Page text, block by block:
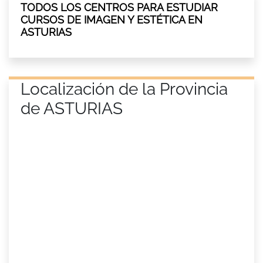
TODOS LOS CENTROS PARA ESTUDIAR
CURSOS DE IMAGEN Y ESTÉTICA EN
ASTURIAS
Localización de la Provincia
de ASTURIAS